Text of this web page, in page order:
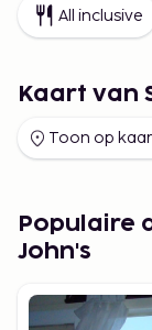
All inclusive
Kaart van
Toon op
Populaire
John's